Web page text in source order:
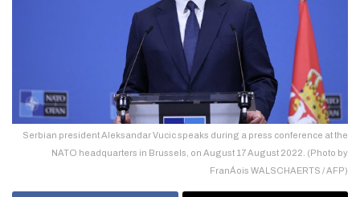
Serbian president Aleksandar Vucic speaks during a press conference at the
NATO headquarters in Brussels, on August 17 August 2022. (Photo by
FranÁois WALSCHAERTS / AFP)